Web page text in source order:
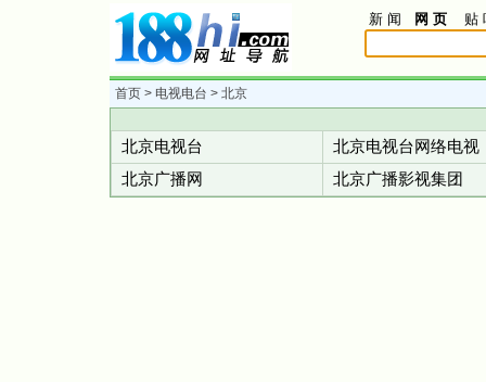
新 闻 网 页 贴
首页 > 电视电台 > 北京
北京电视台
北京电视台网络电视
北京广播网
北京广播影视集团